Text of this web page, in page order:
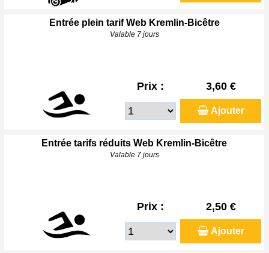
Entrée plein tarif Web Kremlin-Bicêtre
Valable 7 jours
Prix : 3,60 €
Ajouter
Entrée tarifs réduits Web Kremlin-Bicêtre
Valable 7 jours
Prix : 2,50 €
Ajouter